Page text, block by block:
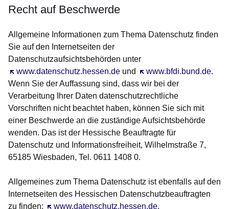
Recht auf Beschwerde
Allgemeine Informationen zum Thema Datenschutz finden
Sie auf den Internetseiten der
Datenschutzaufsichtsbehörden unter
www.datenschutz.hessen.de
Öffnet sich in einem neuen Fenster
und www.bfdi.bund.de
Öffnet sich in einem.
Wenn Sie der Auffassung sind, dass wir bei der
Verarbeitung Ihrer Daten datenschutzrechtliche
Vorschriften nicht beachtet haben, können Sie sich mit
einer Beschwerde an die zuständige Aufsichtsbehörde
wenden. Das ist der Hessische Beauftragte für
Datenschutz und Informationsfreiheit, Wilhelmstraße 7,
65185 Wiesbaden, Tel. 0611 1408 0.
Allgemeines zum Thema Datenschutz ist ebenfalls auf den
Internetseiten des Hessischen Datenschutzbeauftragten
zu finden:
www.datenschutz.hessen.de
Öffnet sich in einem neuen Fenster
.